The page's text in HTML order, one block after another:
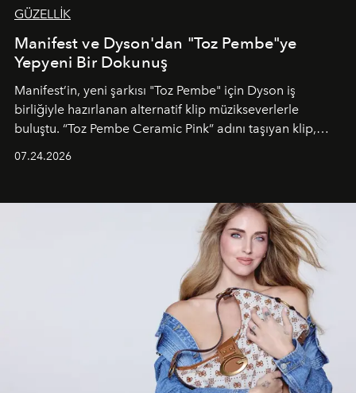
GÜZELLİK
Manifest ve Dyson'dan "Toz Pembe"ye
Yepyeni Bir Dokunuş
Manifest’in, yeni şarkısı "Toz Pembe" için Dyson iş
birliğiyle hazırlanan alternatif klip müzikseverlerle
buluştu. “Toz Pembe Ceramic Pink” adını taşıyan klip,
unsurlarından biri olarak öne çıkıyor.
07.24.2026